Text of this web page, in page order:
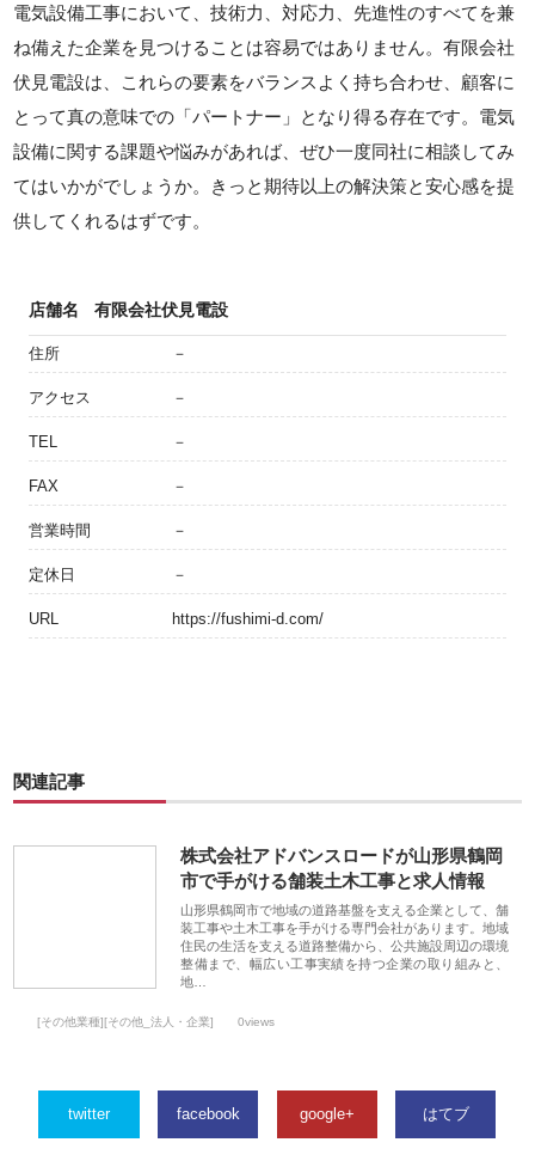
電気設備工事において、技術力、対応力、先進性のすべてを兼
ね備えた企業を見つけることは容易ではありません。有限会社
伏見電設は、これらの要素をバランスよく持ち合わせ、顧客に
とって真の意味での「パートナー」となり得る存在です。電気
設備に関する課題や悩みがあれば、ぜひ一度同社に相談してみ
てはいかがでしょうか。きっと期待以上の解決策と安心感を提
供してくれるはずです。
店舗名 有限会社伏見電設
住所 －
アクセス －
TEL －
FAX －
営業時間 －
定休日 －
URL https://fushimi-d.com/
関連記事
株式会社アドバンスロードが山形県鶴岡
市で手がける舗装土木工事と求人情報
山形県鶴岡市で地域の道路基盤を支える企業として、舗
装工事や土木工事を手がける専門会社があります。地域
住民の生活を支える道路整備から、公共施設周辺の環境
整備まで、幅広い工事実績を持つ企業の取り組みと、
地…
[その他業種][その他_法人・企業] 0views
twitter facebook google+ はてブ